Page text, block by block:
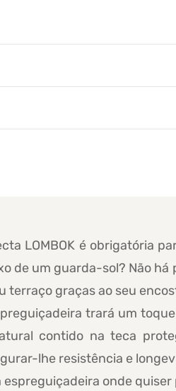
LOMBOK é obrigatória
de um guarda-sol? Não
terraço graças ao seu
trará um
contido na teca
lhe resistência e
onde